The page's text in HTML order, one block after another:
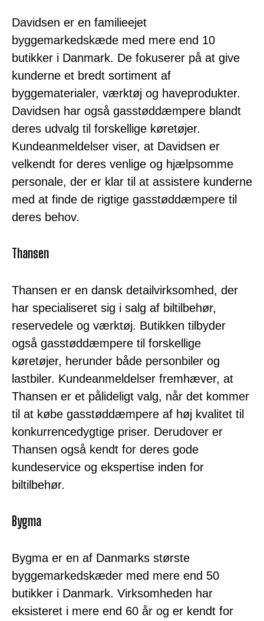
Davidsen er en familieejet
byggemarkedskæde med mere end 10
butikker i Danmark. De fokuserer på at give
kunderne et bredt sortiment af
byggematerialer, værktøj og haveprodukter.
Davidsen har også gasstøddæmpere blandt
deres udvalg til forskellige køretøjer.
Kundeanmeldelser viser, at Davidsen er
velkendt for deres venlige og hjælpsomme
personale, der er klar til at assistere kunderne
med at finde de rigtige gasstøddæmpere til
deres behov.
Thansen
Thansen er en dansk detailvirksomhed, der
har specialiseret sig i salg af biltilbehør,
reservedele og værktøj. Butikken tilbyder
også gasstøddæmpere til forskellige
køretøjer, herunder både personbiler og
lastbiler. Kundeanmeldelser fremhæver, at
Thansen er et pålideligt valg, når det kommer
til at købe gasstøddæmpere af høj kvalitet til
konkurrencedygtige priser. Derudover er
Thansen også kendt for deres gode
kundeservice og ekspertise inden for
biltilbehør.
Bygma
Bygma er en af Danmarks største
byggemarkedskæder med mere end 50
butikker i Danmark. Virksomheden har
eksisteret i mere end 60 år og er kendt for